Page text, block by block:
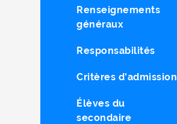
Renseignements
généraux
Responsabilités
Critères d'admission
Élèves du
secondaire